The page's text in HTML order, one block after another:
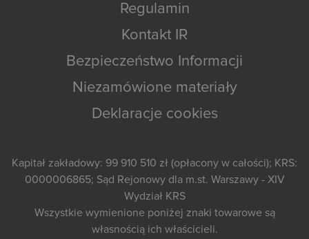
Regulamin
Kontakt IR
Bezpieczeństwo Informacji
Niezamówione materiały
Deklaracje cookies
Kapitał zakładowy: 99 910 510 zł (opłacony w całości); KRS:
0000006865; Sąd Rejonowy dla m.st. Warszawy - XIV
Wydział KRS
Wszystkie wymienione poniżej znaki towarowe są
własnością ich właścicieli.